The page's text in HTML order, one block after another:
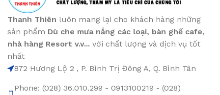
Thanh Thiên luôn mang lại cho khách hàng những
sản phẩm Dù che mưa nắng các loại, bàn ghế cafe,
nhà hàng Resort v.v... với chất lượng và dịch vụ tốt
nhất
872 Hương Lộ 2 , P. Bình Trị Đông A, Q. Bình Tân
Phone: (028) 36.010.299 - 0913100219 - (028)